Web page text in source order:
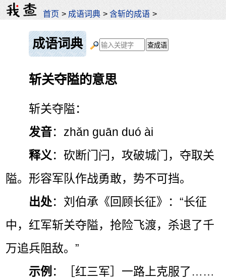
首页 > 成语词典 >含斩的成语 >
成语词典
斩关夺隘的意思
斩关夺隘：
发音：zhǎn guān duó ài
释义 ：砍断门闩，攻破城门，夺取关
隘。形容军队作战勇敢，势不可挡。
出处：刘伯承《回顾长征》：“长征
中，红军斩关夺隘，抢险飞渡，杀退了千
万追兵阻敌。”
示例 ：［红三军］一路上克服了……